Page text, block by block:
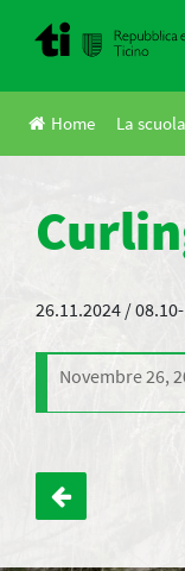
content
Home La
26.11.2024 /
Novembre 26,
Navigazione
articoli